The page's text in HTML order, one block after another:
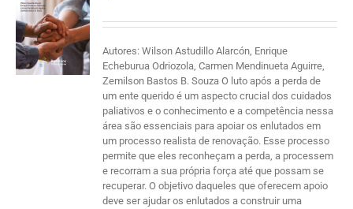
Autores: Wilson Astudillo Alarcón, Enrique
Echeburua Odriozola, Carmen Mendinueta Aguirre,
Zemilson Bastos B. Souza O luto após a perda de
um ente querido é um aspecto crucial dos cuidados
paliativos e o conhecimento e a competência nessa
área são essenciais para apoiar os enlutados em
um processo realista de renovação. Esse processo
permite que eles reconheçam a perda, a processem
e recorram a sua própria força até que possam se
recuperar. O objetivo daqueles que oferecem apoio
deve ser ajudar os enlutados a construir uma